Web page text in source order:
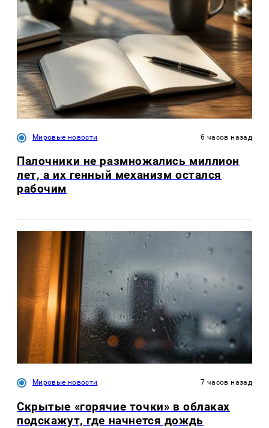
Мировые новости 6 часов назад
Палочники не размножались миллион
лет, а их генный механизм остался
рабочим
Мировые новости 7 часов назад
Скрытые «горячие точки» в облаках
подскажут, где начнется дождь